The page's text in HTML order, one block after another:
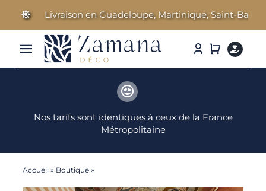
Livraison en Guadeloupe, Martinique, Saint-
Toggle
Parfums d’ambiance
Cosmétiques Bien-être
Nos tarifs sont identiques à ceux de la France
Métropolitaine
Accueil » Boutique»